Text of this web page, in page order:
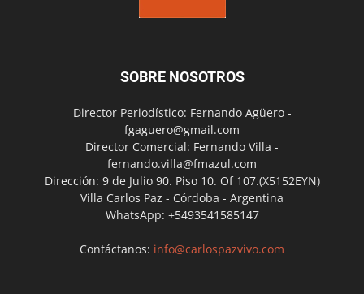
SOBRE NOSOTROS
Director Periodístico: Fernando Agüero -
fgaguero@gmail.com
Director Comercial: Fernando Villa -
fernando.villa@fmazul.com
Dirección: 9 de Julio 90. Piso 10. Of 107.(X5152EYN)
Villa Carlos Paz - Córdoba - Argentina
WhatsApp: +5493541585147
Contáctanos: info@carlospazvivo.com